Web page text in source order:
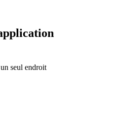
seul endroit